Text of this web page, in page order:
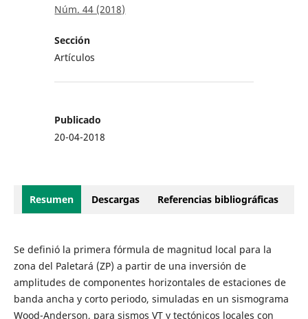
Núm. 44 (2018)
Sección
Artículos
Publicado
20-04-2018
Resumen Descargas Referencias bibliográficas
Se definió la primera fórmula de magnitud local para la
zona del Paletará (ZP) a partir de una inversión de
amplitudes de componentes horizontales de estaciones de
banda ancha y corto periodo, simuladas en un sismograma
Wood-Anderson, para sismos VT y tectónicos locales con